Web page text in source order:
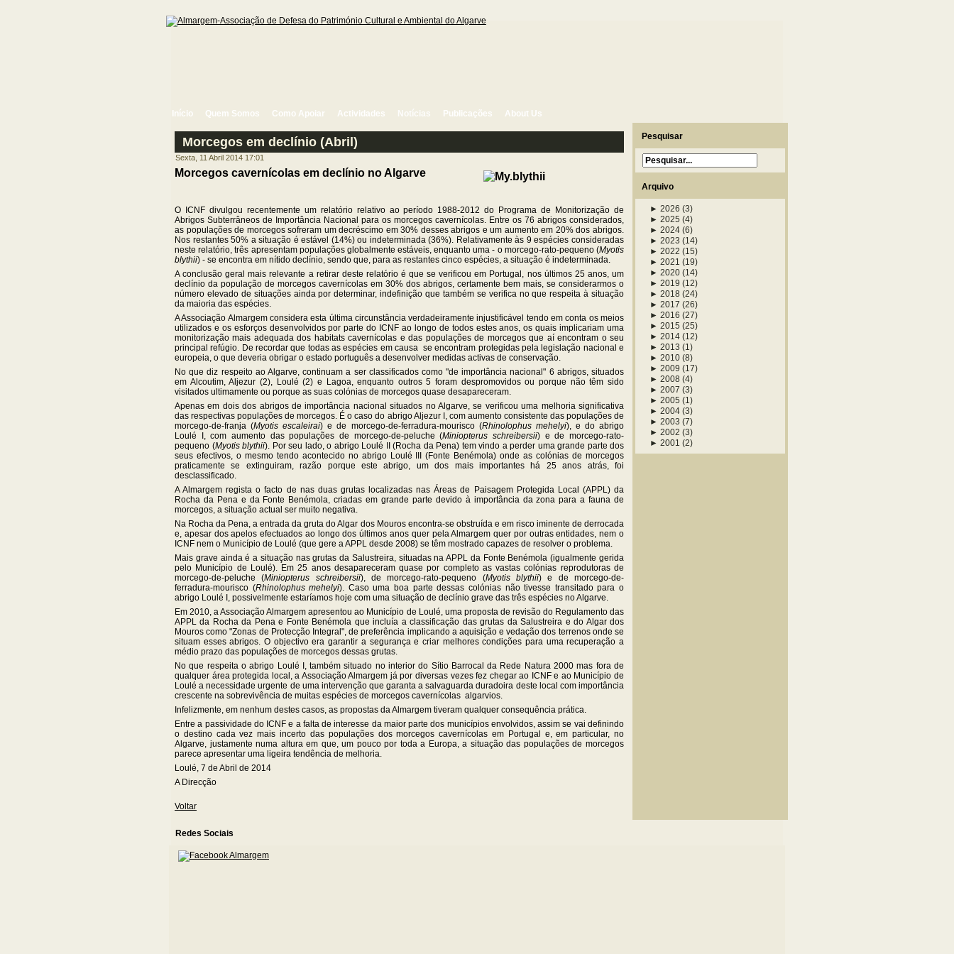
Início Quem Somos Como Apoiar Actividades Notícias Publicações About Us
Morcegos em declínio (Abril)
Sexta, 11 Abril 2014 17:01
Morcegos cavernícolas em declínio no Algarve
O ICNF divulgou recentemente um relatório relativo ao período 1988-2012 do Programa de Monitorização de
Abrigos Subterrâneos de Importância Nacional para os morcegos cavernícolas. Entre os 76 abrigos considerados,
as populações de morcegos sofreram um decréscimo em 30% desses abrigos e um aumento em 20% dos abrigos.
Nos restantes 50% a situação é estável (14%) ou indeterminada (36%). Relativamente às 9 espécies consideradas
neste relatório, três apresentam populações globalmente estáveis, enquanto uma - o morcego-rato-pequeno (Myotis
blythii) - se encontra em nítido declínio, sendo que, para as restantes cinco espécies, a situação é indeterminada.
A conclusão geral mais relevante a retirar deste relatório é que se verificou em Portugal, nos últimos 25 anos, um
declínio da população de morcegos cavernícolas em 30% dos abrigos, certamente bem mais, se considerarmos o
número elevado de situações ainda por determinar, indefinição que também se verifica no que respeita à situação
da maioria das espécies.
A Associação Almargem considera esta última circunstância verdadeiramente injustificável tendo em conta os meios
utilizados e os esforços desenvolvidos por parte do ICNF ao longo de todos estes anos, os quais implicariam uma
monitorização mais adequada dos habitats cavernícolas e das populações de morcegos que aí encontram o seu
principal refúgio. De recordar que todas as espécies em causa se encontram protegidas pela legislação nacional e
europeia, o que deveria obrigar o estado português a desenvolver medidas activas de conservação.
No que diz respeito ao Algarve, continuam a ser classificados como "de importância nacional" 6 abrigos, situados
em Alcoutim, Aljezur (2), Loulé (2) e Lagoa, enquanto outros 5 foram despromovidos ou porque não têm sido
visitados ultimamente ou porque as suas colónias de morcegos quase desapareceram.
Apenas em dois dos abrigos de importância nacional situados no Algarve, se verificou uma melhoria significativa
das respectivas populações de morcegos. É o caso do abrigo Aljezur I, com aumento consistente das populações de
morcego-de-franja (Myotis escaleirai) e de morcego-de-ferradura-mourisco (Rhinolophus mehelyi), e do abrigo
Loulé I, com aumento das populações de morcego-de-peluche (Miniopterus schreibersii) e de morcego-rato-
pequeno (Myotis blythii). Por seu lado, o abrigo Loulé II (Rocha da Pena) tem vindo a perder uma grande parte dos
seus efectivos, o mesmo tendo acontecido no abrigo Loulé III (Fonte Benémola) onde as colónias de morcegos
praticamente se extinguiram, razão porque este abrigo, um dos mais importantes há 25 anos atrás, foi
desclassificado.
A Almargem regista o facto de nas duas grutas localizadas nas Áreas de Paisagem Protegida Local (APPL) da
Rocha da Pena e da Fonte Benémola, criadas em grande parte devido à importância da zona para a fauna de
morcegos, a situação actual ser muito negativa.
Na Rocha da Pena, a entrada da gruta do Algar dos Mouros encontra-se obstruída e em risco iminente de derrocada
e, apesar dos apelos efectuados ao longo dos últimos anos quer pela Almargem quer por outras entidades, nem o
ICNF nem o Município de Loulé (que gere a APPL desde 2008) se têm mostrado capazes de resolver o problema.
Mais grave ainda é a situação nas grutas da Salustreira, situadas na APPL da Fonte Benémola (igualmente gerida
pelo Município de Loulé). Em 25 anos desapareceram quase por completo as vastas colónias reprodutoras de
morcego-de-peluche (Miniopterus schreibersii), de morcego-rato-pequeno (Myotis blythii) e de morcego-de-
ferradura-mourisco (Rhinolophus mehelyi). Caso uma boa parte dessas colónias não tivesse transitado para o
abrigo Loulé I, possivelmente estaríamos hoje com uma situação de declínio grave das três espécies no Algarve.
Em 2010, a Associação Almargem apresentou ao Município de Loulé, uma proposta de revisão do Regulamento das
APPL da Rocha da Pena e Fonte Benémola que incluía a classificação das grutas da Salustreira e do Algar dos
Mouros como "Zonas de Protecção Integral", de preferência implicando a aquisição e vedação dos terrenos onde se
situam esses abrigos. O objectivo era garantir a segurança e criar melhores condições para uma recuperação a
médio prazo das populações de morcegos dessas grutas.
No que respeita o abrigo Loulé I, também situado no interior do Sítio Barrocal da Rede Natura 2000 mas fora de
qualquer área protegida local, a Associação Almargem já por diversas vezes fez chegar ao ICNF e ao Município de
Loulé a necessidade urgente de uma intervenção que garanta a salvaguarda duradoira deste local com importância
crescente na sobrevivência de muitas espécies de morcegos cavernícolas algarvios.
Infelizmente, em nenhum destes casos, as propostas da Almargem tiveram qualquer consequência prática.
Entre a passividade do ICNF e a falta de interesse da maior parte dos municípios envolvidos, assim se vai definindo
o destino cada vez mais incerto das populações dos morcegos cavernícolas em Portugal e, em particular, no
Algarve, justamente numa altura em que, um pouco por toda a Europa, a situação das populações de morcegos
parece apresentar uma ligeira tendência de melhoria.
Loulé, 7 de Abril de 2014
A Direcção
Voltar
Pesquisar
Arquivo
► 2026 (3)
► 2025 (4)
► 2024 (6)
► 2023 (14)
► 2022 (15)
► 2021 (19)
► 2020 (14)
► 2019 (12)
► 2018 (24)
► 2017 (26)
► 2016 (27)
► 2015 (25)
► 2014 (12)
► 2013 (1)
► 2010 (8)
► 2009 (17)
► 2008 (4)
► 2007 (3)
► 2005 (1)
► 2004 (3)
► 2003 (7)
► 2002 (3)
► 2001 (2)
Redes Sociais